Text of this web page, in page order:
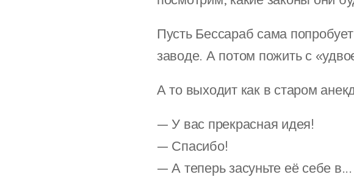
Пусть Бессараб сама
заводе. А потом пожить с
А то выходит как в старом
— У вас прекрасная идея!
— Спасибо!
— А теперь засуньте её себе в...